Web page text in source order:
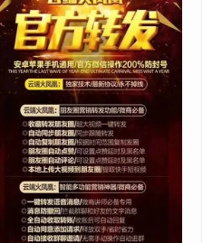
云端转发上传大视频软件：重
塑在线视频分享体验
拍拍卡商城
新自媒体 1158 人次浏览